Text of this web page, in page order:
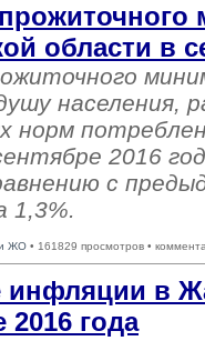
области в
населения,
норм
2016
с
1,3%.
ЖО • 161829 просмотров •
инфляции в
2016 года